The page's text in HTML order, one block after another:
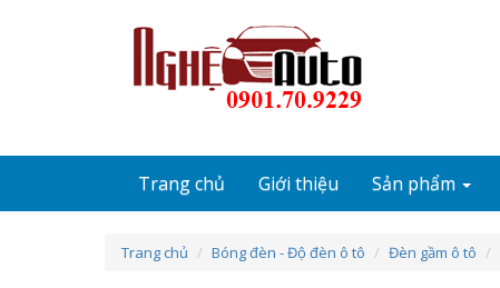
Trang chủ Giới thiệu Sản phẩm
Trang chủ Bóng đèn - Độ đèn ô tô Đèn gầm ô tô